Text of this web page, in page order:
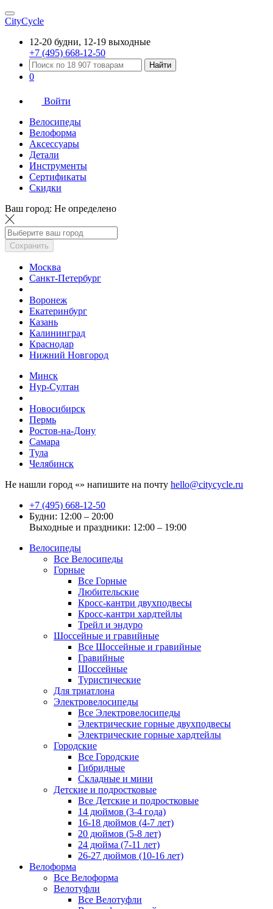
CityCycle
12-20 будни, 12-19 выходные
+7 (495) 668-12-50
Найти
0
Войти
Велосипеды
Велоформа
Аксессуары
Детали
Инструменты
Сертификаты
Скидки
Ваш город: Не определено
Сохранить
Москва
Санкт-Петербург
Воронеж
Екатеринбург
Казань
Калининград
Краснодар
Нижний Новгород
Минск
Нур-Султан
Новосибирск
Пермь
Ростов-на-Дону
Самара
Тула
Челябинск
Не нашли город «» напишите на почту hello@citycycle.ru
+7 (495) 668-12-50
Будни: 12:00 – 20:00
Выходные и праздники: 12:00 – 19:00
Велосипеды
Все Велосипеды
Горные
Все Горные
Любительские
Кросс-кантри двухподвесы
Кросс-кантри хардтейлы
Трейл и эндуро
Шоссейные и гравийные
Все Шоссейные и гравийные
Гравийные
Шоссейные
Туристические
Для триатлона
Электровелосипеды
Все Электровелосипеды
Электрические горные двухподвесы
Электрические горные хардтейлы
Городские
Все Городские
Гибридные
Складные и мини
Детские и подростковые
Все Детские и подростковые
14 дюймов (3-4 года)
16-18 дюймов (4-7 лет)
20 дюймов (5-8 лет)
24 дюйма (7-11 лет)
26-27 дюймов (10-16 лет)
Велоформа
Все Велоформа
Велотуфли
Все Велотуфли